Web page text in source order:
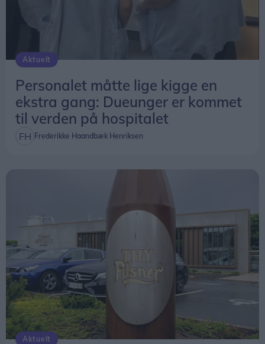
Aktuelt
Personalet måtte lige kigge en
ekstra gang: Dueunger er kommet
til verden på hospitalet
Frederikke Haandbæk Henriksen
Aktuelt